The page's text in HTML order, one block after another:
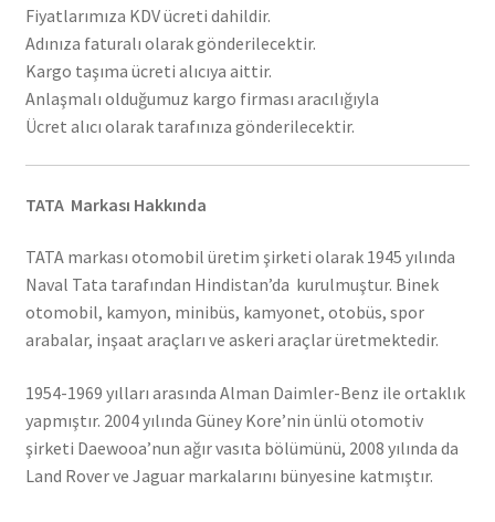
Fiyatlarımıza KDV ücreti dahildir.
Adınıza faturalı olarak gönderilecektir.
Kargo taşıma ücreti alıcıya aittir.
Anlaşmalı olduğumuz kargo firması aracılığıyla
Ücret alıcı olarak tarafınıza gönderilecektir.
TATA Markası Hakkında
TATA markası otomobil üretim şirketi olarak 1945 yılında
Naval Tata tarafından Hindistan’da kurulmuştur. Binek
otomobil, kamyon, minibüs, kamyonet, otobüs, spor
arabalar, inşaat araçları ve askeri araçlar üretmektedir.
1954-1969 yılları arasında Alman Daimler-Benz ile ortaklık
yapmıştır. 2004 yılında Güney Kore’nin ünlü otomotiv
şirketi Daewooa’nun ağır vasıta bölümünü, 2008 yılında da
Land Rover ve Jaguar markalarını bünyesine katmıştır.